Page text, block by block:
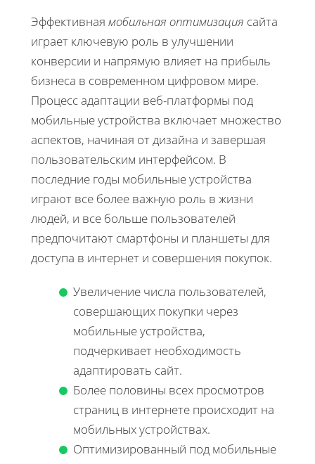
Эффективная мобильная оптимизация сайта
играет ключевую роль в улучшении
конверсии и напрямую влияет на прибыль
бизнеса в современном цифровом мире.
Процесс адаптации веб-платформы под
мобильные устройства включает множество
аспектов, начиная от дизайна и завершая
пользовательским интерфейсом. В
последние годы мобильные устройства
играют все более важную роль в жизни
людей, и все больше пользователей
предпочитают смартфоны и планшеты для
доступа в интернет и совершения покупок.
Увеличение числа пользователей,
совершающих покупки через
мобильные устройства,
подчеркивает необходимость
адаптировать сайт.
Более половины всех просмотров
страниц в интернете происходит на
мобильных устройствах.
Оптимизированный под мобильные